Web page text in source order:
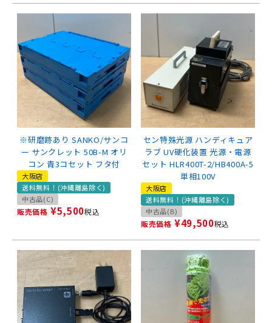
※研磨跡あり SANKO/サンコ
ー サンクレット 50B-M オリ
コン 青3コセット フタ付
大阪店
送料無料！(沖縄離島除く)
中古品(C)
販売価格 ¥5,500税込
セン特殊光源 ハンディキュア
ラブ UV硬化装置 光源・電源
セット HLR400T-2/HB400A-5
単相100V
大阪店
送料無料！(沖縄離島除く)
中古品(B)
販売価格 ¥49,500税込